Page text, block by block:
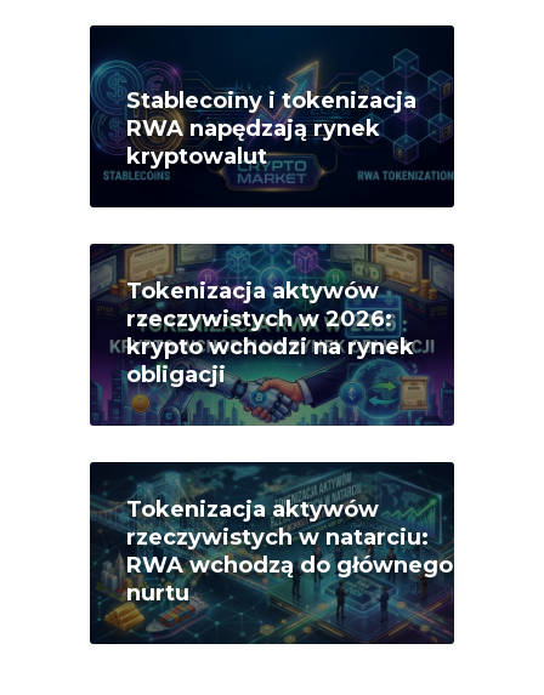
Stablecoiny i tokenizacja
RWA napędzają rynek
kryptowalut
Tokenizacja aktywów
rzeczywistych w 2026:
krypto wchodzi na rynek
obligacji
Tokenizacja aktywów
rzeczywistych w natarciu:
RWA wchodzą do głównego
nurtu